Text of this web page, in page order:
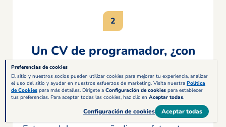
Un CV de programador, ¿con
Si te fijaste en los ejemplos de currículum
de Gael seguro que notaste que no todos
ellos tienen una foto suya en el documento.
Preferencias de cookies
El sitio y nuestros socios pueden utilizar cookies para mejorar tu experiencia, analizar
el uso del sitio y ayudar en nuestros esfuerzos de marketing. Visita nuestra Política
de Cookies para más detalles. Dirígete a Configuración de cookies para establecer
tus preferencias. Para aceptar todas las cookies, haz clic en Aceptar todas.
Configuración de cookies Aceptar todas